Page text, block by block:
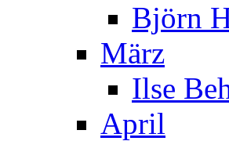
Björn
März
Ilse
April